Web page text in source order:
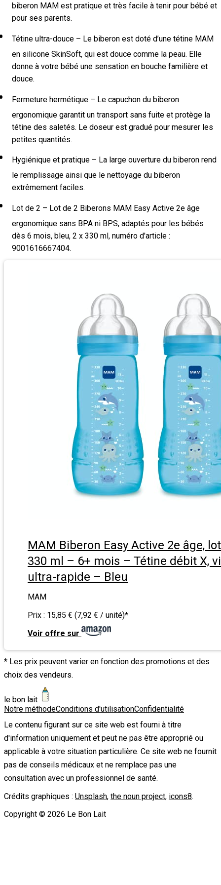
biberon MAM est pratique et très facile à tenir pour bébé et
pour ses parents.
Tétine ultra-douce – Le biberon est doté d’une tétine MAM
en silicone SkinSoft, qui est douce comme la peau. Elle
donne à votre bébé une sensation en bouche familière et
douce.
Fermeture hermétique – Le capuchon du biberon
ergonomique garantit un transport sans fuite et protège la
tétine des saletés. Le doseur est gradué pour mesurer les
petites quantités.
Hygiénique et pratique – La large ouverture du biberon rend
le remplissage ainsi que le nettoyage du biberon
extrêmement faciles.
Lot de 2 – Lot de 2 Biberons MAM Easy Active 2e âge
ergonomique sans BPA ni BPS, adaptés pour les bébés
dès 6 mois, bleu, 2 x 330 ml, numéro d'article :
9001616667404.
MAM Biberon Easy Active 2e âge,
330 ml – 6+ mois – Tétine débit X,
ultra-rapide – Bleu
MAM
Prix : 15,85 € (7,92 € / unité)*
Voir offre sur
* Les prix peuvent varier en fonction des promotions et des
choix des vendeurs.
le bon lait
Notre méthodeConditions d'utilisationConfidentialité
Le contenu figurant sur ce site web est fourni à titre
d'information uniquement et peut ne pas être approprié ou
applicable à votre situation particulière. Ce site web ne fournit
pas de conseils médicaux et ne remplace pas une
consultation avec un professionnel de santé.
Crédits graphiques : Unsplash, the noun project, icons8.
Copyright © 2026 Le Bon Lait